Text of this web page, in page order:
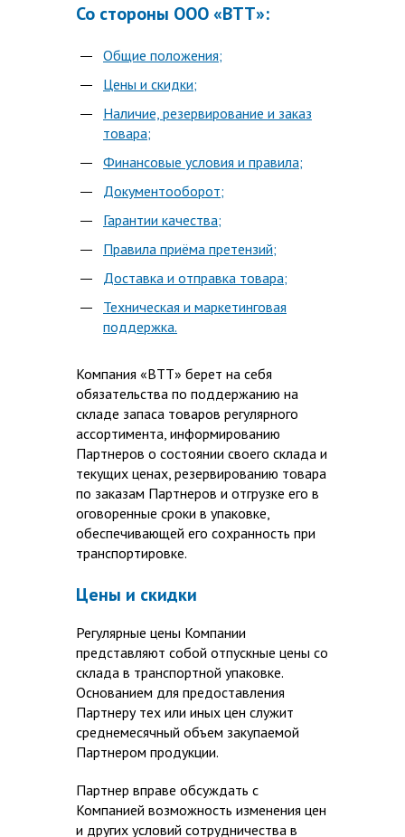
Со стороны ООО «ВТТ»:
Общие положения;
Цены и скидки;
Наличие, резервирование и заказ
товара;
Финансовые условия и правила;
Документооборот;
Гарантии качества;
Правила приёма претензий;
Доставка и отправка товара;
Техническая и маркетинговая
поддержка.
Компания «ВТТ» берет на себя
обязательства по поддержанию на
складе запаса товаров регулярного
ассортимента, информированию
Партнеров о состоянии своего склада и
текущих ценах, резервированию товара
по заказам Партнеров и отгрузке его в
оговоренные сроки в упаковке,
обеспечивающей его сохранность при
транспортировке.
Цены и скидки
Регулярные цены Компании
представляют собой отпускные цены со
склада в транспортной упаковке.
Основанием для предоставления
Партнеру тех или иных цен служит
среднемесячный объем закупаемой
Партнером продукции.
Партнер вправе обсуждать с
Компанией возможность изменения цен
и других условий сотрудничества в